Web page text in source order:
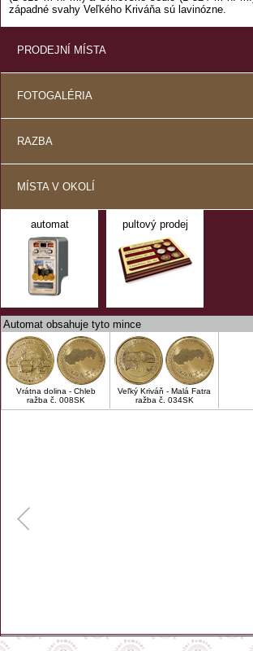
západné svahy Veľkého Kriváňa sú lavinózne.
PRODEJNÍ MÍSTA
FOTOGALÉRIA
RAZBA
MÍSTA V OKOLÍ
automat pultový prodej
Automat obsahuje tyto mince
Vrátna dolina - Chleb
ražba č. 008SK
Veľký Kriváň - Malá Fatra
ražba č. 034SK